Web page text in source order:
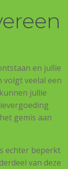
en jullie
volgt veelal een
jullie
gemis aan
echter beperkt
van deze